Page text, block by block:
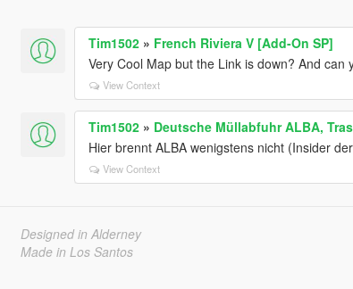
Tim1502» French Riviera V [Add-On SP]
Very Cool Map but the Link is down? And
View Context
Tim1502» Deutsche Müllabfuhr ALBA,
Hier brennt ALBA wenigstens nicht (Insider
View Context
Designed in Alderney
Made in Los Santos